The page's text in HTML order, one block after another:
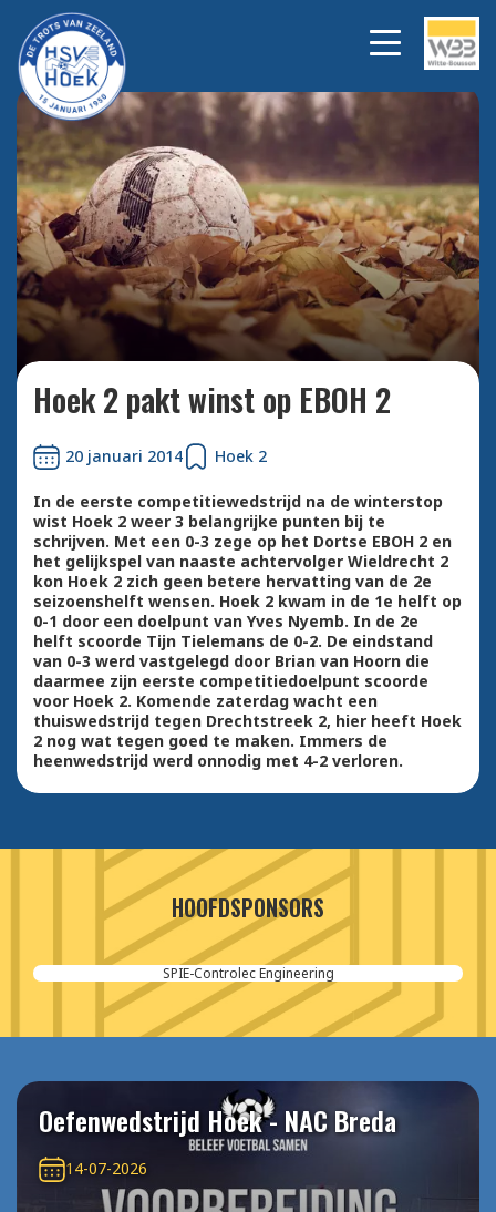
Bekijk alle foto's
Hoek 2 pakt winst op EBOH 2
20 januari 2014 Hoek 2
In de eerste competitiewedstrijd na de winterstop
wist Hoek 2 weer 3 belangrijke punten bij te
schrijven. Met een 0-3 zege op het Dortse EBOH 2 en
het gelijkspel van naaste achtervolger Wieldrecht 2
kon Hoek 2 zich geen betere hervatting van de 2e
seizoenshelft wensen. Hoek 2 kwam in de 1e helft op
0-1 door een doelpunt van Yves Nyemb. In de 2e
helft scoorde Tijn Tielemans de 0-2. De eindstand
van 0-3 werd vastgelegd door Brian van Hoorn die
daarmee zijn eerste competitiedoelpunt scoorde
voor Hoek 2. Komende zaterdag wacht een
thuiswedstrijd tegen Drechtstreek 2, hier heeft Hoek
2 nog wat tegen goed te maken. Immers de
heenwedstrijd werd onnodig met 4-2 verloren.
HOOFDSPONSORS
Kraker Trailers
Oefenwedstrijd Hoek - NAC Breda
14-07-2026